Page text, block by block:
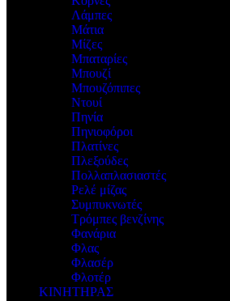
Λάμπες
Μάτια
Μίζες
Μπαταρίες
Μπουζί
Μπουζόπιπες
Ντουί
Πηνία
Πηνιοφόροι
Πλατίνες
Πλεξούδες
Πολλαπλασιαστές
Ρελέ μίζας
Συμπυκνωτές
Τρόμπες βενζίνης
Φανάρια
Φλας
Φλασέρ
Φλοτέρ
ΚΙΝΗΤΗΡΑΣ